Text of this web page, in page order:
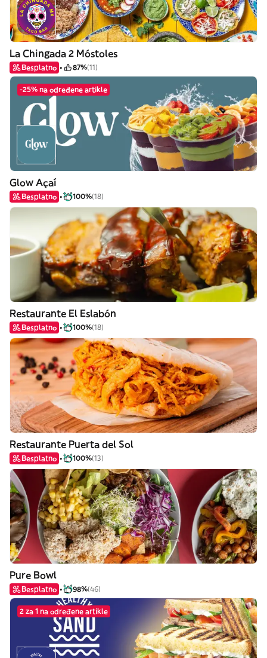
La Chingada 2 Móstoles
Besplatno 87%(11)
-25% na određene artikle
Glow Açaí
Besplatno 100%(18)
Restaurante El Eslabón
Besplatno 100%(18)
Restaurante Puerta del Sol
Besplatno 100%(13)
Pure Bowl
Besplatno 98%(46)
2 za 1 na određene artikle